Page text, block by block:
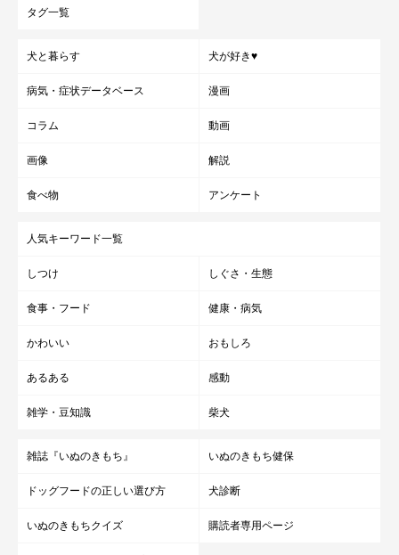
タグ一覧
犬と暮らす 犬が好き♥
病気・症状データベース 漫画
コラム 動画
画像 解説
食べ物 アンケート
人気キーワード一覧
しつけ しぐさ・生態
食事・フード 健康・病気
かわいい おもしろ
あるある 感動
雑学・豆知識 柴犬
雑誌『いぬのきもち』 いぬのきもち健保
ドッグフードの正しい選び方 犬診断
いぬのきもちクイズ 購読者専用ページ